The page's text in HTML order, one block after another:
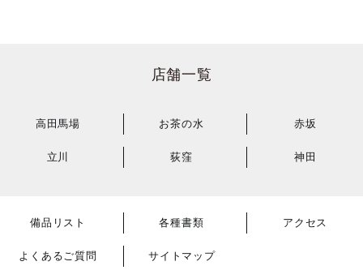
店舗一覧
高田馬場 お茶の水 赤坂
立川 荻窪 神田
備品リスト 各種書類 アクセス
よくあるご質問 サイトマップ